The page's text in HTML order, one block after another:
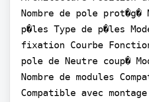
Nombre de pole prot�g�
p�les Type de p�les
fixation Courbe
pole de Neutre coup�
Nombre de modules
Compatible avec